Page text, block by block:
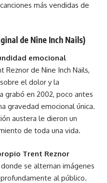
más vendidas de
de Nine Inch Nails)
emocional
de Nine Inch Nails,
el dolor y la
grabó en 2002, poco antes
gravedad emocional única.
austera le dieron un
de toda una vida.
Trent Reznor
se alternan imágenes
al público.